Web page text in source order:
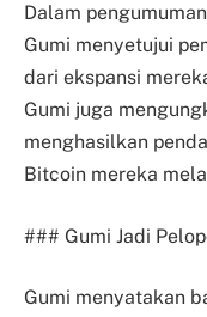
Dalam
Gumi menyetujui
dari ekspansi
Gumi juga
menghasilkan
Bitcoin mereka
### Gumi Jadi
Gumi menyatakan